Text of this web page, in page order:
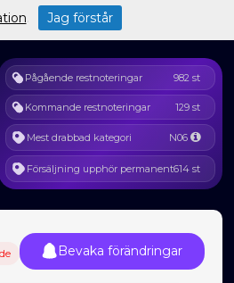
Pågående restnoteringar 982 st
Kommande restnoteringar 129 st
Mest drabbad kategori N06
Försäljning upphör permanent614 st
Bevaka förändringar
. Jag förstår